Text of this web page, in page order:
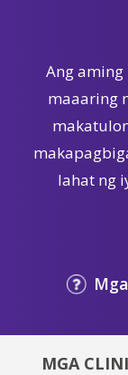
Ang aming
maaaring
lahat ng
MGA